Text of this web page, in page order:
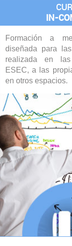
IN-
Formación a
diseñada para
realizada en
ESEC, a las
en otros espacios.